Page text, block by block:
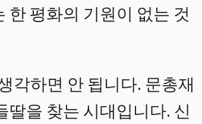
한 평화의 기원이 없는 것
각하면 안 됩니다. 문총재
딸을 찾는 시대입니다. 신